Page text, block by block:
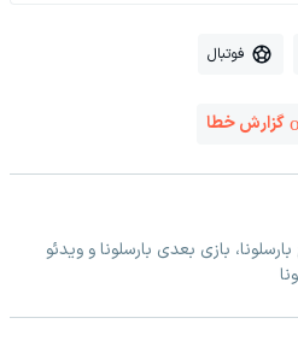
فوتبال
گزارش خطا
بازی بعدی بارسلونا و ویدئو